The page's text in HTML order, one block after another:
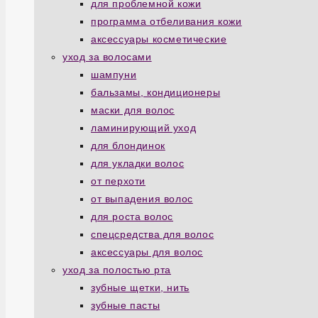
для проблемной кожи
программа отбеливания кожи
аксессуары косметические
уход за волосами
шампуни
бальзамы, кондиционеры
маски для волос
ламинирующий уход
для блондинок
для укладки волос
от перхоти
от выпадения волос
для роста волос
спецсредства для волос
аксессуары для волос
уход за полостью рта
зубные щетки, нить
зубные пасты